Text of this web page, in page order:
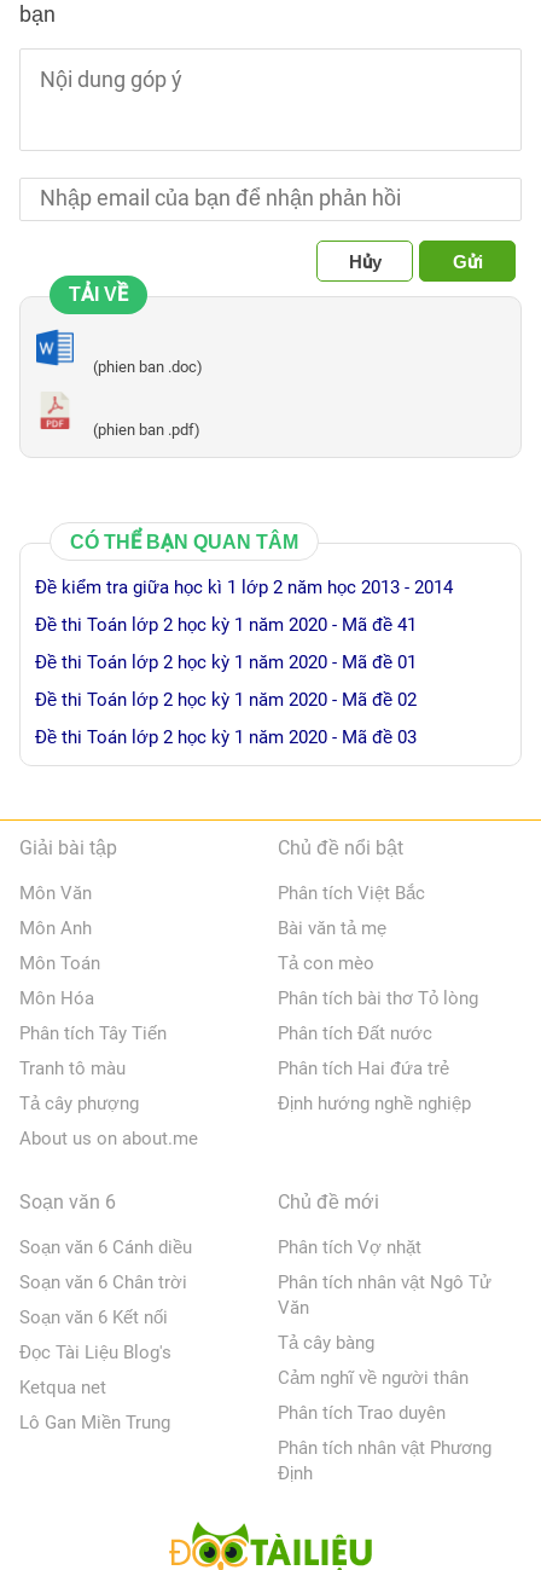
bạn
Hủy
Gửi
TẢI VỀ
(phien ban .doc)
(phien ban .pdf)
CÓ THỂ BẠN QUAN TÂM
Đề kiểm tra giữa học kì 1 lớp 2 năm học 2013 - 2014
Đề thi Toán lớp 2 học kỳ 1 năm 2020 - Mã đề 41
Đề thi Toán lớp 2 học kỳ 1 năm 2020 - Mã đề 01
Đề thi Toán lớp 2 học kỳ 1 năm 2020 - Mã đề 02
Đề thi Toán lớp 2 học kỳ 1 năm 2020 - Mã đề 03
Giải bài tập
Môn Văn
Môn Anh
Môn Toán
Môn Hóa
Phân tích Tây Tiến
Tranh tô màu
Tả cây phượng
About us on about.me
Chủ đề nổi bật
Phân tích Việt Bắc
Bài văn tả mẹ
Tả con mèo
Phân tích bài thơ Tỏ lòng
Phân tích Đất nước
Phân tích Hai đứa trẻ
Định hướng nghề nghiệp
Soạn văn 6
Soạn văn 6 Cánh diều
Soạn văn 6 Chân trời
Soạn văn 6 Kết nối
Đọc Tài Liệu Blog's
Ketqua net
Lô Gan Miền Trung
Chủ đề mới
Phân tích Vợ nhặt
Phân tích nhân vật Ngô Tử
Văn
Tả cây bàng
Cảm nghĩ về người thân
Phân tích Trao duyên
Phân tích nhân vật Phương
Định